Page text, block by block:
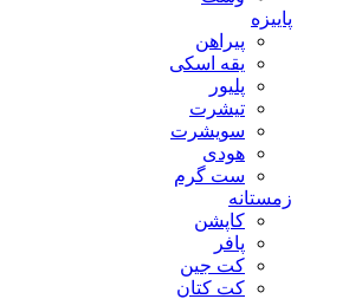
پاییزه
پیراهن
یقه اسکی
پلیور
تیشرت
سویشرت
هودی
ست گرم
زمستانه
کاپشن
پافر
کت جین
کت کتان